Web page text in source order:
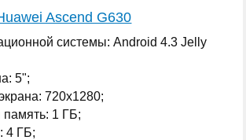
Ascend G630
системы: Android 4.3 Jelly
5";
720x1280;
1 ГБ;
4 ГБ;